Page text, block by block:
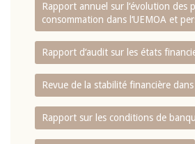
Rapport annuel sur l‘évolution des
consommation dans l‘UEMOA et
Rapport d‘audit sur les états
Revue de la stabilité financière dans
Rapport sur les conditions de